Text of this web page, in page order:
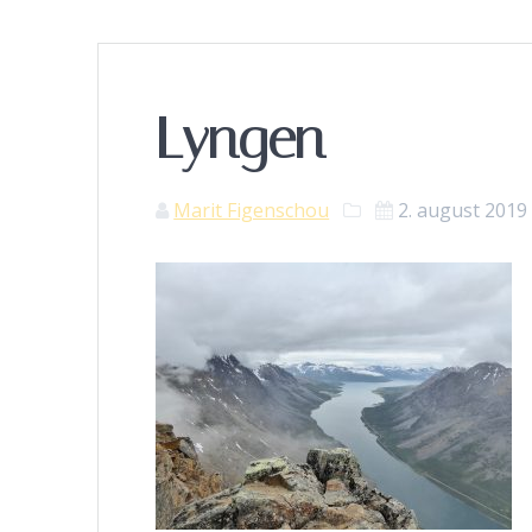
Lyngen
Marit Figenschou 2. august 2019